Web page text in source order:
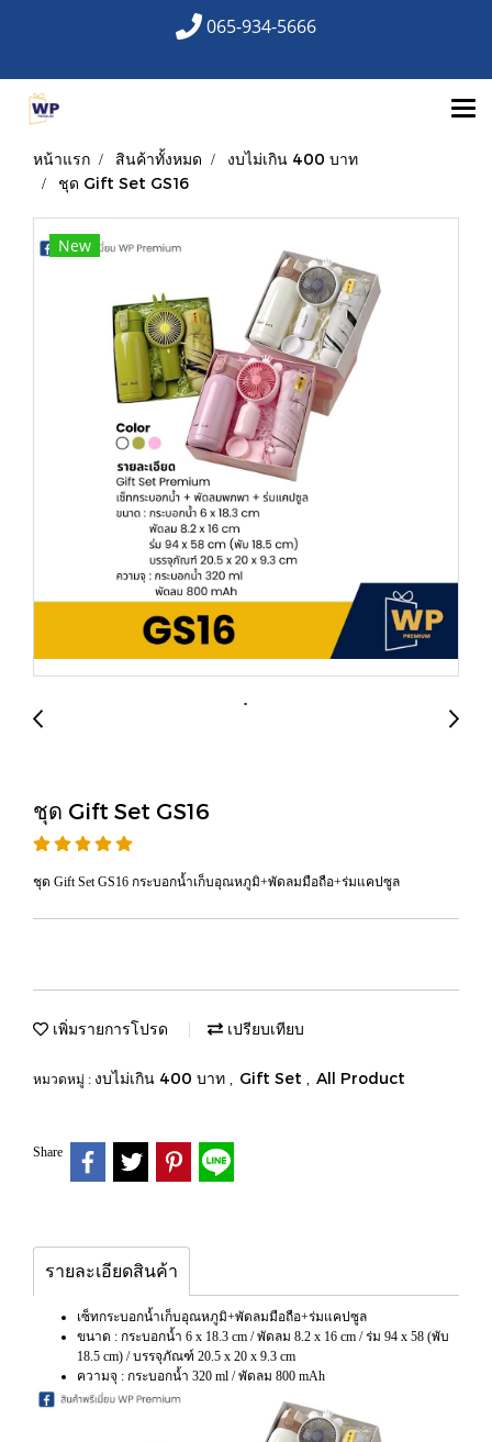
065-934-5666
หน้าแรก สินค้าทั้งหมด
งบไม่เกิน 400 บาท
ชุด Gift Set GS16
New
ชุด Gift Set GS16
ชุด Gift Set GS16 กระบอกน้ำเก็บอุณหภูมิ+พัดลมมือถือ+ร่มแคปซูล
เพิ่มรายการโปรด เปรียบเทียบ
หมวดหมู่ : งบไม่เกิน 400 บาท , Gift Set , All Product
Share
รายละเอียดสินค้า
เซ็ทกระบอกน้ำเก็บอุณหภูมิ+พัดลมมือถือ+ร่มแคปซูล
ขนาด : กระบอกน้ำ 6 x 18.3 cm / พัดลม 8.2 x 16 cm / ร่ม 94 x 58 (พับ
18.5 cm) / บรรจุภัณฑ์ 20.5 x 20 x 9.3 cm
ความจุ : กระบอกน้ำ 320 ml / พัดลม 800 mAh